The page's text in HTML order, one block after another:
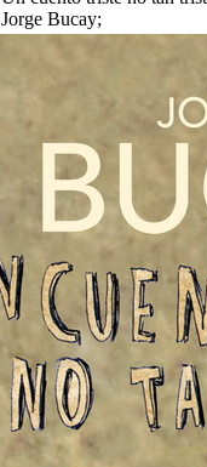
Jorge Bucay;